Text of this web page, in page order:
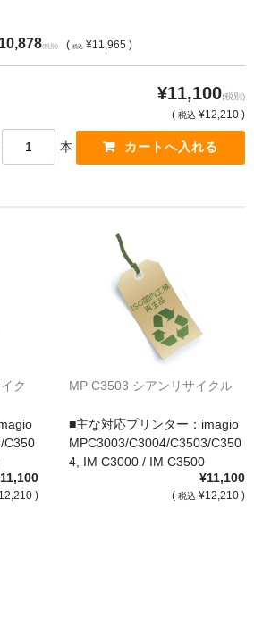
び方
える会社、使えない会社
ー
？
(税別) ( 税込 ¥11,965 )
¥11,100(税別)
( 税込 ¥12,210 )
本
ク
C350
)
MP C3503 シアンリサイクル
■主な対応プリンター：imagio
MPC3003/C3004/C3503/C350
4, IM C3000 / IM C3500
¥11,100
( 税込 ¥12,210 )